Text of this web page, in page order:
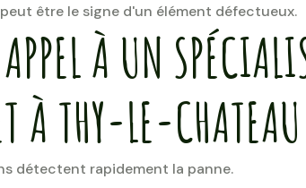
être le signe d'un élément défectueux.
À UN
À THY-LE-
détectent rapidement la panne.